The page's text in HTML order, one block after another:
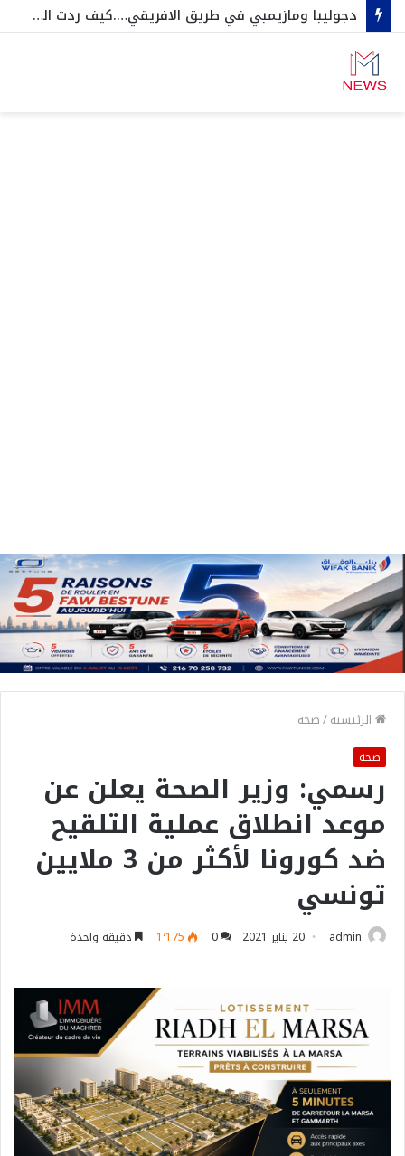
دجوليبا ومازيمبي في طريق الافريقي….كيف ردت الهيئة والإطار الفني الفعل… وتحركات عاجلة لحسم هذه الصفقات ….
الرئيسية/صحة
صحة
رسمي: وزير الصحة يعلن عن
موعد انطلاق عملية التلقيح
ضد كورونا لأكثر من 3 ملايين
تونسي
admin 20 يناير 2021 0 1٬175 دقيقة واحدة